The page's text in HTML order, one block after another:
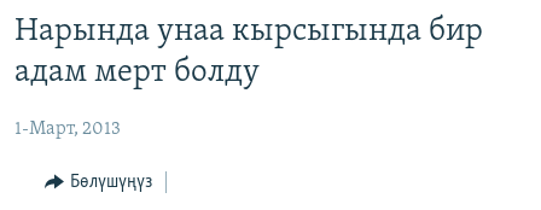
Издөөгө
салыңызКЫРГЫЗСТАН
ЭКОНОМИКА
МАДАНИЯТ
ДҮЙНӨ
БОРБОР АЗИЯ
АТАЙЫН ИЛИКТӨӨ
ТВ ПРОГРАММАЛАР
Нарында унаа кырсыгында бир
адам мерт болду
1-Март, 2013
Бөлүшүңүз